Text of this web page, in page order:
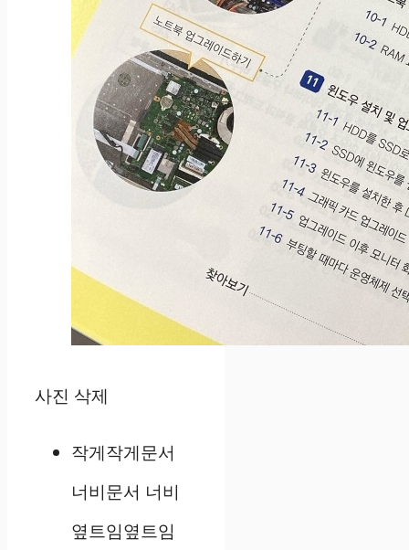
사진 삭제
작게작게문서
너비문서 너비
옆트임옆트임